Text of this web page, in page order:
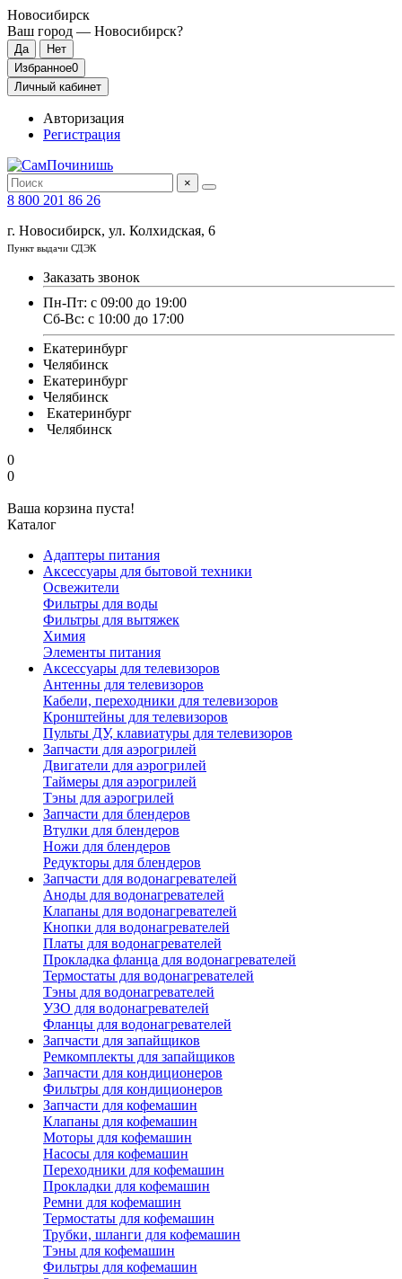
Новосибирск
Ваш город — Новосибирск?
Избранное0
Личный кабинет
Авторизация
Регистрация
×
8 800 201 86 26
г. Новосибирск, ул. Колхидская, 6
Пункт выдачи СДЭК
Заказать звонок
Пн-Пт: с 09:00 до 19:00
Сб-Вс: с 10:00 до 17:00
Екатеринбург
Челябинск
Екатеринбург
Челябинск
Екатеринбург
Челябинск
0
0
Ваша корзина пуста!
Каталог
Адаптеры питания
Аксессуары для бытовой техники
Освежители
Фильтры для воды
Фильтры для вытяжек
Химия
Элементы питания
Аксессуары для телевизоров
Антенны для телевизоров
Кабели, переходники для телевизоров
Кронштейны для телевизоров
Пульты ДУ, клавиатуры для телевизоров
Запчасти для аэрогрилей
Двигатели для аэрогрилей
Таймеры для аэрогрилей
Тэны для аэрогрилей
Запчасти для блендеров
Втулки для блендеров
Ножи для блендеров
Редукторы для блендеров
Запчасти для водонагревателей
Аноды для водонагревателей
Клапаны для водонагревателей
Кнопки для водонагревателей
Платы для водонагревателей
Прокладка фланца для водонагревателей
Термостаты для водонагревателей
Тэны для водонагревателей
УЗО для водонагревателей
Фланцы для водонагревателей
Запчасти для запайщиков
Ремкомплекты для запайщиков
Запчасти для кондиционеров
Фильтры для кондиционеров
Запчасти для кофемашин
Клапаны для кофемашин
Моторы для кофемашин
Насосы для кофемашин
Переходники для кофемашин
Прокладки для кофемашин
Ремни для кофемашин
Термостаты для кофемашин
Трубки, шланги для кофемашин
Тэны для кофемашин
Фильтры для кофемашин